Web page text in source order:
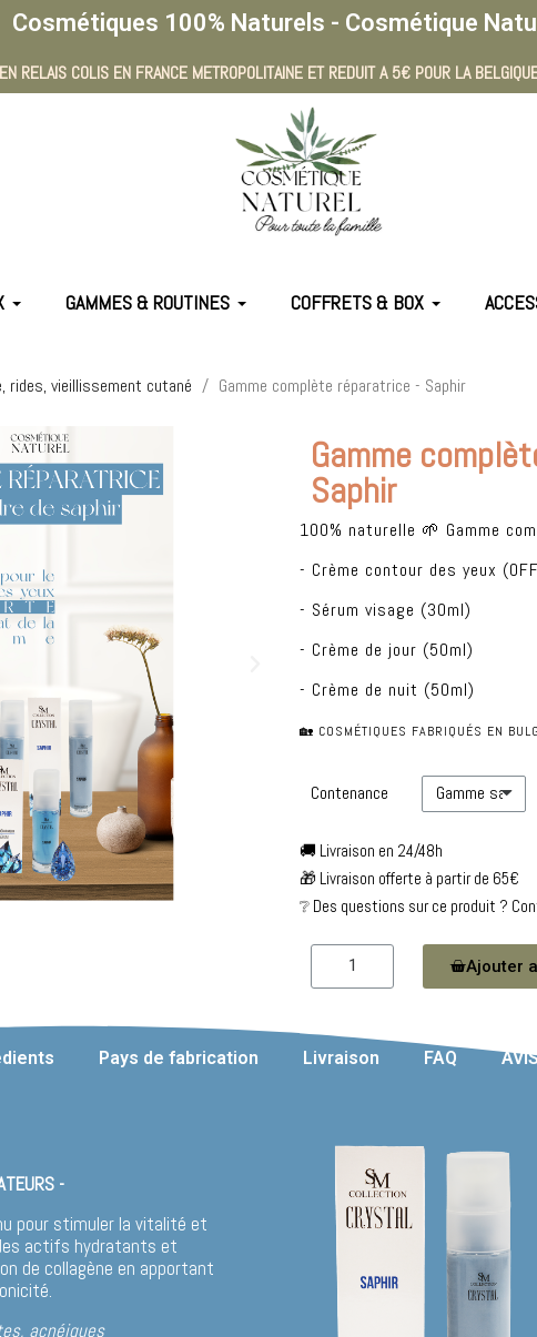
Cosmétiques 100% Naturels - Cosmétique
RELAIS COLIS EN FRANCE METROPOLITAINE ET REDUIT A 5€ POUR LA
GAMMES & ROUTINES COFFRETS & BOX
rides, vieillissement cutané Gamme complète réparatrice - Saphir
Gamme
Saphir
100% naturelle 🌱 Gamme
- Crème contour des yeux
- Sérum visage (30ml)
- Crème de jour (50ml)
- Crème de nuit (50ml)
🏡 COSMÉTIQUES FABRIQUÉS EN
Contenance
🚚 Livraison en 24/48h
🎁 Livraison offerte à partir de 65€
❔ Des questions sur ce produit ?
Ajouter
Pays de fabrication Livraison FAQ
-
pour stimuler la vitalité et
actifs hydratants et
de collagène en apportant
acnéiques